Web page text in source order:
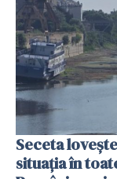
Seceta
situația în